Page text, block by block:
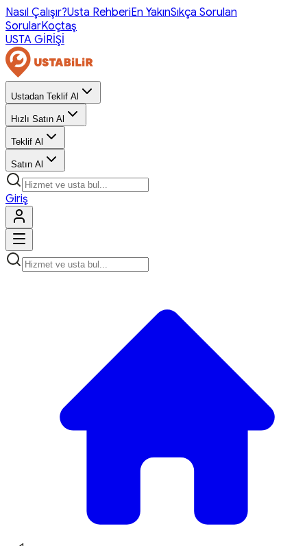
Nasıl Çalışır?Usta RehberiEn YakınSıkça Sorulan
SorularKoçtaş
USTA GİRİŞİ
Ustadan Teklif Al
Hızlı Satın Al
Teklif Al
Satın Al
Giriş